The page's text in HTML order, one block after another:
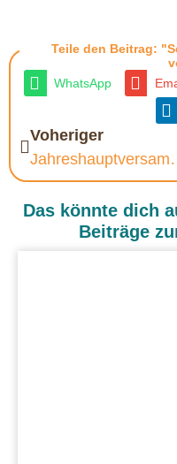
Teile den Beitrag:
WhatsApp
Voheriger
Das könnte dich
Beiträge